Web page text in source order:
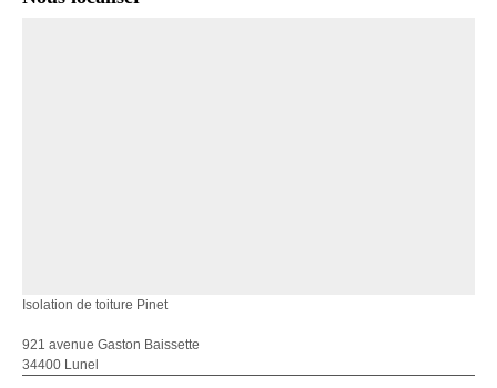
Isolation de toiture Pinet
921 avenue Gaston Baissette
34400 Lunel